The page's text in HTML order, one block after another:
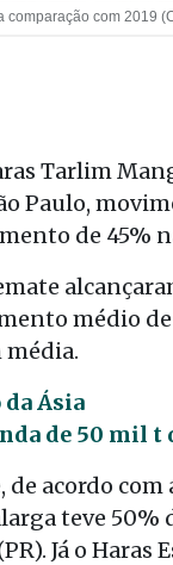
comparação com 2019
Tarlim
Paulo,
de 45%
médio
média.
Ásia
de 50 mil
acordo com
teve
Já o